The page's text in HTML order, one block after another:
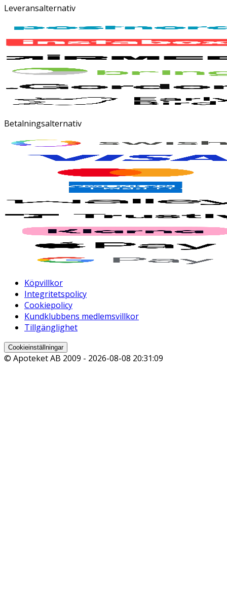
Leveransalternativ
Betalningsalternativ
Köpvillkor
Integritetspolicy
Cookiepolicy
Kundklubbens medlemsvillkor
Tillgänglighet
Cookieinställningar
© Apoteket AB 2009 - 2026-08-08 20:31:09